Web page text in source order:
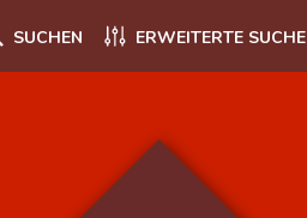
SUCHEN ERWEITERTE SUCHE